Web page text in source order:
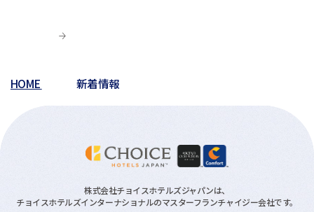
HOME 新着情報
株式会社チョイスホテルズジャパンは、
チョイスホテルズインターナショナルのマスターフランチャイジー会社です。